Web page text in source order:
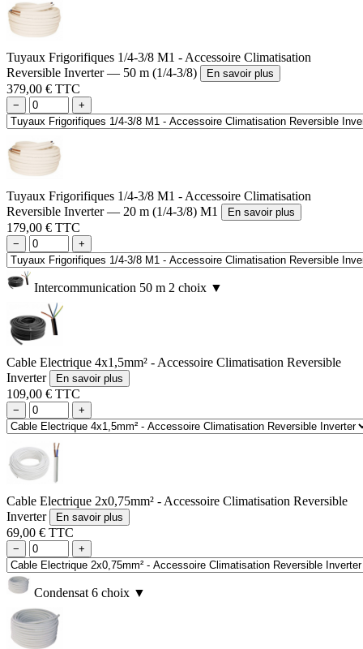
Tuyaux Frigorifiques 1/4-3/8 M1 - Accessoire Climatisation
Reversible Inverter — 50 m (1/4-3/8)
En savoir plus
379,00 € TTC
− +
Tuyaux Frigorifiques 1/4-3/8 M1 - Accessoire Climatisation
Reversible Inverter — 20 m (1/4-3/8) M1
En savoir plus
179,00 € TTC
− +
Intercommunication 50 m 2 choix ▼
Cable Electrique 4x1,5mm² - Accessoire Climatisation Reversible
Inverter
En savoir plus
109,00 € TTC
− +
Cable Electrique 2x0,75mm² - Accessoire Climatisation Reversible
Inverter
En savoir plus
69,00 € TTC
− +
Condensat 6 choix ▼